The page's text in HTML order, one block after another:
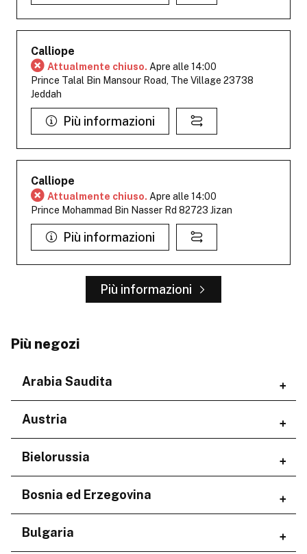
Calliope
Attualmente chiuso. Apre alle 14:00
Prince Talal Bin Mansour Road, The Village 23738
Jeddah
Più informazioni
Calliope
Attualmente chiuso. Apre alle 14:00
Prince Mohammad Bin Nasser Rd 82723 Jizan
Più informazioni
Più informazioni
Più negozi
Arabia Saudita
Regioni
Aseer Province
Jazan Province
Makkah Province
Riyadh Province
مكة المكرمة
Austria
Regioni
Bielorussia
Regioni
Bosnia ed Erzegovina
Regioni
Bulgaria